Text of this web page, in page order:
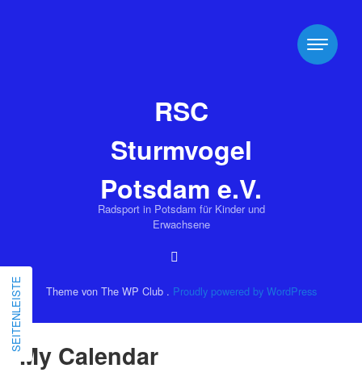
My Calendar
SEITENLEISTE
RSC
Sturmvogel
Potsdam e.V.
Radsport in Potsdam für Kinder und
Erwachsene
Theme von The WP Club . Proudly powered by WordPress